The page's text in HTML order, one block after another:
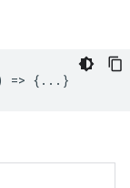
=> {...}